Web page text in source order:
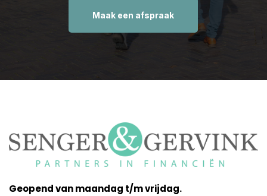
Maak een afspraak
Geopend van maandag t/m vrijdag.